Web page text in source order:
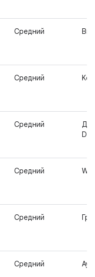
Средний
Средний
Средний
Средний
Средний
Средний